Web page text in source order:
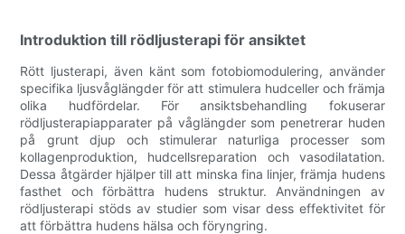
Introduktion till rödljusterapi för ansiktet
Rött ljusterapi, även känt som fotobiomodulering, använder
specifika ljusvåglängder för att stimulera hudceller och främja
olika hudfördelar. För ansiktsbehandling fokuserar
rödljusterapiapparater på våglängder som penetrerar huden
på grunt djup och stimulerar naturliga processer som
kollagenproduktion, hudcellsreparation och vasodilatation.
Dessa åtgärder hjälper till att minska fina linjer, främja hudens
fasthet och förbättra hudens struktur. Användningen av
rödljusterapi stöds av studier som visar dess effektivitet för
att förbättra hudens hälsa och föryngring.